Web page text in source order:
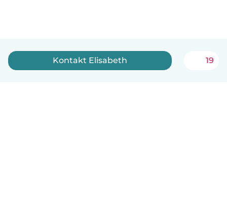
Kontakt Elisabeth 19